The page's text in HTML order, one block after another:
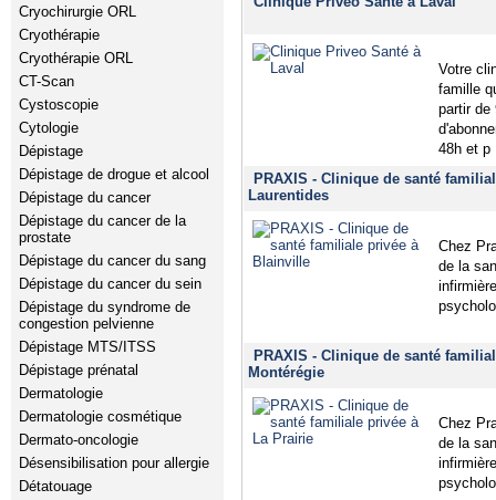
Cryochirurgie ORL
Cryothérapie
Cryothérapie ORL
CT-Scan
Cystoscopie
Cytologie
Dépistage
Dépistage de drogue et alcool
Dépistage du cancer
Dépistage du cancer de la
prostate
Dépistage du cancer du sang
Dépistage du cancer du sein
Dépistage du syndrome de
congestion pelvienne
Dépistage MTS/ITSS
Dépistage prénatal
Dermatologie
Dermatologie cosmétique
Dermato-oncologie
Désensibilisation pour allergie
Détatouage
Votre
famille
partir de
48h et p
PRAXIS - Clinique de santé
Laurentides
Chez
de la
PRAXIS - Clinique de santé
Montérégie
Chez
de la